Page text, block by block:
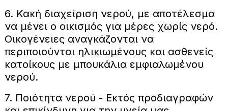
6. Κακή διαχείριση νερού, με αποτέλεσμα
να μένει ο οικισμός για μέρες χωρίς νερό.
Οικογένειες αναγκάζονται να
περιποιούνται ηλικιωμένους και ασθενείς
κατοίκους με μπουκάλια εμφιαλωμένου
νερού.
7. Ποιότητα νερού - Εκτός προδιαγραφών